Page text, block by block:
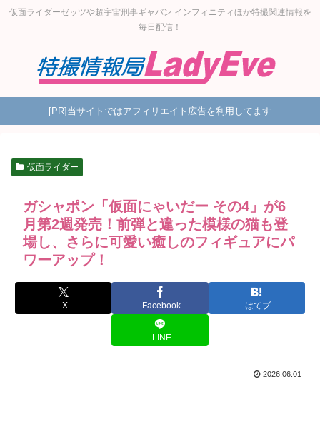
仮面ライダーゼッツや超宇宙刑事ギャバン インフィニティほか特撮関連情報を
毎日配信！
[PR]当サイトではアフィリエイト広告を利用してます
仮面ライダー
ガシャポン「仮面にゃいだー その4」が6
月第2週発売！前弾と違った模様の猫も登
場し、さらに可愛い癒しのフィギュアにパ
ワーアップ！
X Facebook はてブ
LINE
2026.06.01